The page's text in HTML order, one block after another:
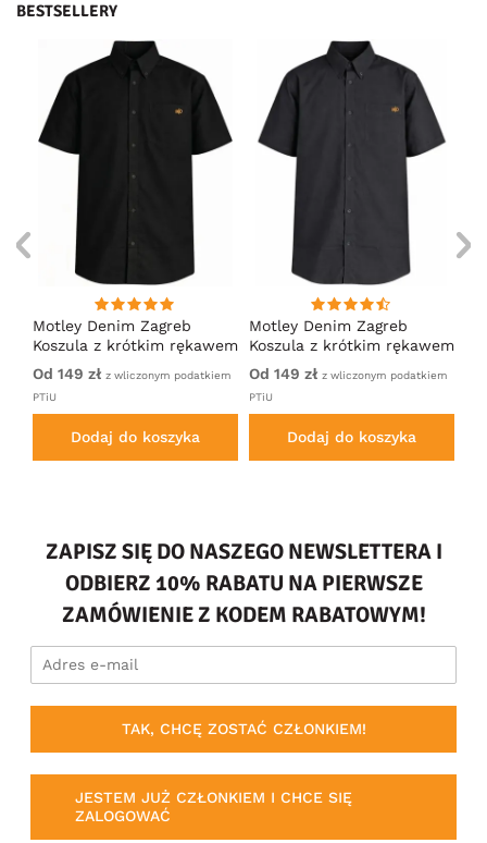
BESTSELLERY
Motley Denim Zagreb
Koszula z krótkim rękawem
Czarny
Od 149 zł z wliczonym podatkiem
PTiU
Dodaj do koszyka
Motley Denim Zagreb
Koszula z krótkim rękawem
Antracytowy
Od 149 zł z wliczonym podatkiem
PTiU
Dodaj do koszyka
ZAPISZ SIĘ DO NASZEGO NEWSLETTERA I
ODBIERZ 10% RABATU NA PIERWSZE
ZAMÓWIENIE Z KODEM RABATOWYM!
TAK, CHCĘ ZOSTAĆ CZŁONKIEM!
JESTEM JUŻ CZŁONKIEM I CHCE SIĘ
ZALOGOWAĆ